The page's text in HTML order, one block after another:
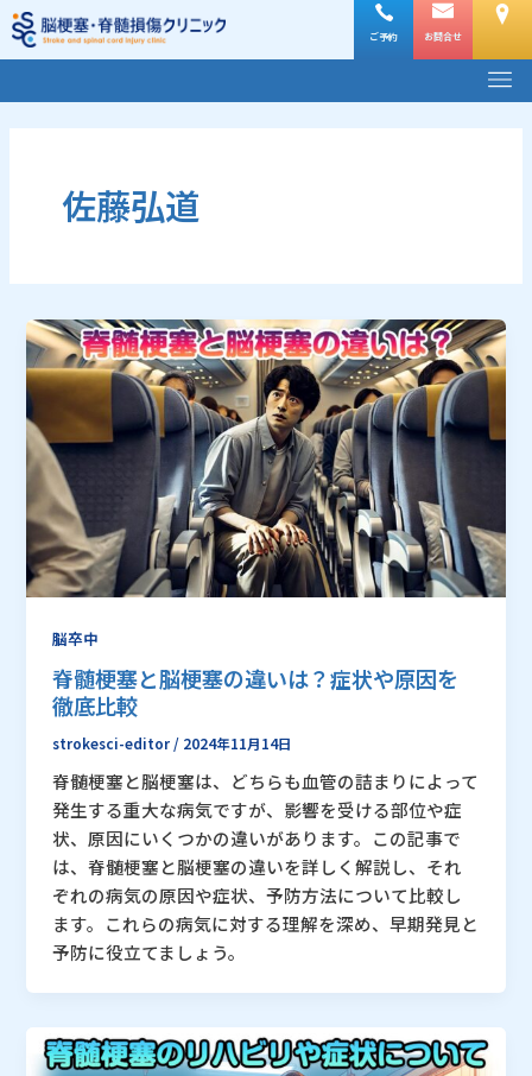
内
容
ス
ご予約 お問合せ
メ
ニ
佐藤弘道
脳卒中
脊髄梗塞と脳梗塞の違いは？症状や原因を
徹底比較
strokesci-editor / 2024年11月14日
脊髄梗塞と脳梗塞は、どちらも血管の詰まりによって
発生する重大な病気ですが、影響を受ける部位や症
状、原因にいくつかの違いがあります。この記事で
は、脊髄梗塞と脳梗塞の違いを詳しく解説し、それ
ぞれの病気の原因や症状、予防方法について比較し
ます。これらの病気に対する理解を深め、早期発見と
予防に役立てましょう。